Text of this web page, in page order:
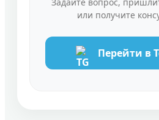
или получите
Перейти в